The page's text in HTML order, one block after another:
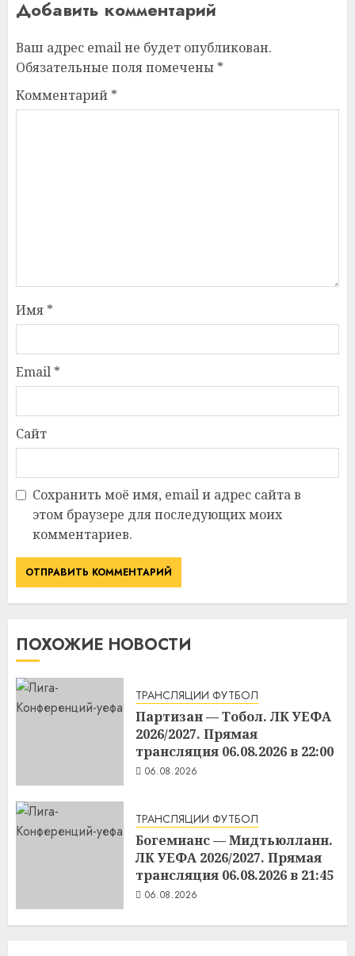
Добавить комментарий
Ваш адрес email не будет опубликован.
Обязательные поля помечены *
Комментарий *
Имя *
Email *
Сайт
Сохранить моё имя, email и адрес сайта в
этом браузере для последующих моих
комментариев.
ПОХОЖИЕ НОВОСТИ
ТРАНСЛЯЦИИ ФУТБОЛ
Партизан — Тобол. ЛК УЕФА
2026/2027. Прямая
трансляция 06.08.2026 в 22:00
06.08.2026
ТРАНСЛЯЦИИ ФУТБОЛ
Богемианс — Мидтьюлланн.
ЛК УЕФА 2026/2027. Прямая
трансляция 06.08.2026 в 21:45
06.08.2026